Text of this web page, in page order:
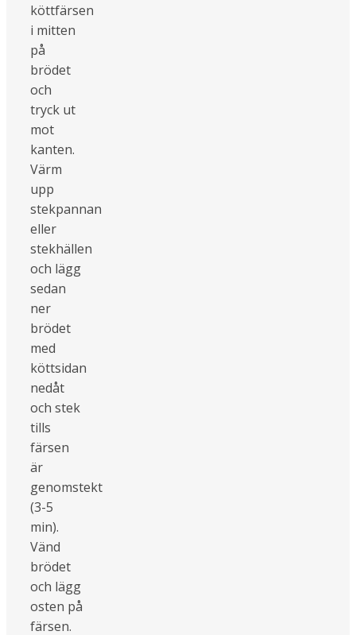
köttfärsen
i mitten
på
brödet
och
tryck ut
mot
kanten.
Värm
upp
stekpannan
eller
stekhällen
och lägg
sedan
ner
brödet
med
köttsidan
nedåt
och stek
tills
färsen
är
genomstekt
(3-5
min).
Vänd
brödet
och lägg
osten på
färsen.